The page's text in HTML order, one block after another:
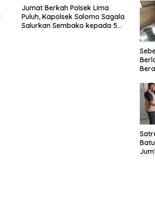
Jumat Berkah Polsek Lima
Puluh, Kapolsek Salomo Sagala
Salurkan Sembako kepada 50